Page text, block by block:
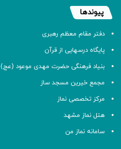
پیوندها
دفتر مقام معظم رهبری
پایگاه درسهایی از قرآن
بنیاد فرهنگی حضرت مهدی موعود (عج)
مجمع خیرین مسجد ساز
مرکز تخصصی نماز
هتل نماز مشهد
سامانه نماز من